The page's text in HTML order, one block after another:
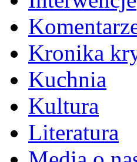
Kronika
Kuchnia
Kultura
Literatura